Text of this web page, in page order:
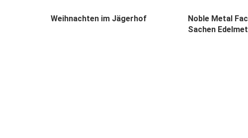
Weihnachten im Jägerhof
Noble Metal
Sachen